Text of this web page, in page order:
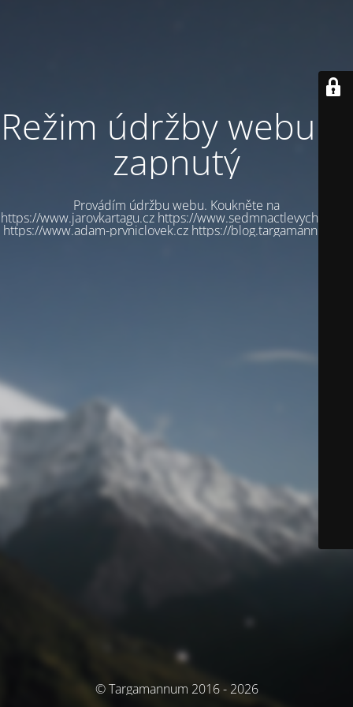
Režim údržby webu je
zapnutý
Provádím údržbu webu. Koukněte na
https://www.jarovkartagu.cz https://www.sedmnactlevychbot.cz
https://www.adam-prvniclovek.cz https://blog.targamannum.cz
© Targamannum 2016 - 2026